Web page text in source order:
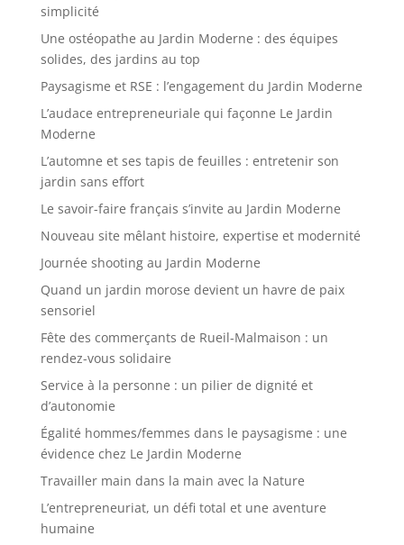
simplicité
Une ostéopathe au Jardin Moderne : des équipes
solides, des jardins au top
Paysagisme et RSE : l’engagement du Jardin Moderne
L’audace entrepreneuriale qui façonne Le Jardin
Moderne
L’automne et ses tapis de feuilles : entretenir son
jardin sans effort
Le savoir-faire français s’invite au Jardin Moderne
Nouveau site mêlant histoire, expertise et modernité
Journée shooting au Jardin Moderne
Quand un jardin morose devient un havre de paix
sensoriel
Fête des commerçants de Rueil-Malmaison : un
rendez-vous solidaire
Service à la personne : un pilier de dignité et
d’autonomie
Égalité hommes/femmes dans le paysagisme : une
évidence chez Le Jardin Moderne
Travailler main dans la main avec la Nature
L’entrepreneuriat, un défi total et une aventure
humaine